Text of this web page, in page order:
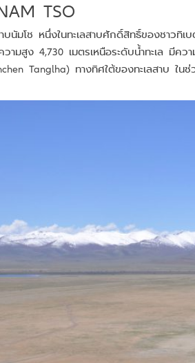
TSO
าบนัมโช หนึ่งในทะเลสาบศักดิ์สิทธิ์ของชาวทิ
วามสูง 4,730 เมตรเหนือระดับน้ำทะเล มีคว
Tanglha) ทางทิศใต้ของทะเลสาบ ใ